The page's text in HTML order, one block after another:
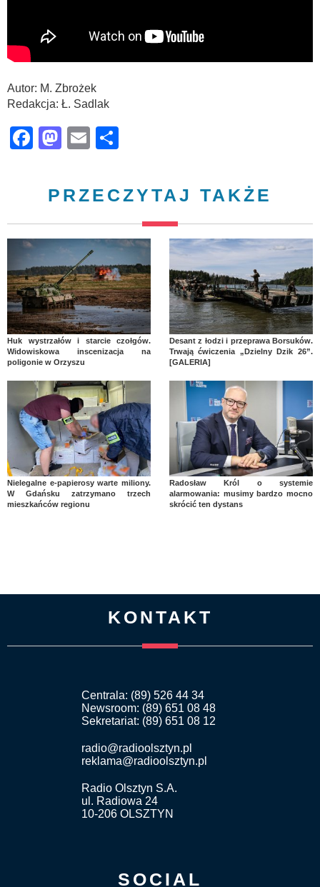
Autor: M. Zbrożek
Redakcja: Ł. Sadlak
Facebook
Mastodon
Email
PRZECZYTAJ TAKŻE
Huk wystrzałów i starcie czołgów.
Widowiskowa inscenizacja na
poligonie w Orzyszu
Desant z łodzi i przeprawa Borsuków.
Trwają ćwiczenia „Dzielny Dzik 26”.
[GALERIA]
Nielegalne e-papierosy warte miliony.
W Gdańsku zatrzymano trzech
mieszkańców regionu
Radosław Król o systemie
alarmowania: musimy bardzo mocno
skrócić ten dystans
KONTAKT
Centrala: (89) 526 44 34
Newsroom: (89) 651 08 48
Sekretariat: (89) 651 08 12
radio@radioolsztyn.pl
reklama@radioolsztyn.pl
Radio Olsztyn S.A.
ul. Radiowa 24
10-206 OLSZTYN
SOCIAL